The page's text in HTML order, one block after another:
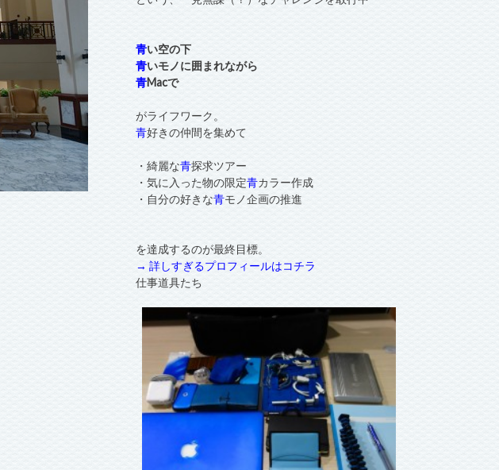
青い空の下
青いモノに囲まれながら
青Macで
がライフワーク。
青好きの仲間を集めて
・綺麗な青探求ツアー
・気に入った物の限定青カラー作成
・自分の好きな青モノ企画の推進
を達成するのが最終目標。
→ 詳しすぎるプロフィールはコチラ
仕事道具たち